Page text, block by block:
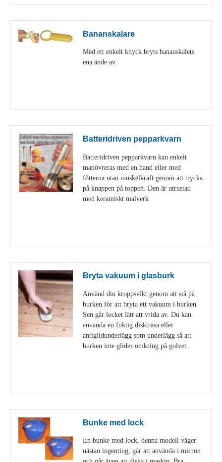
Bananskalare
Med ett enkelt knyck bryts bananskalets
ena ände av.
Batteridriven pepparkvarn
Batteridriven pepparkvarn kan enkelt
manövreras med en hand eller med
fötterna utan muskelkraft genom att trycka
på knappen på toppen. Den är utrustad
med keramiskt malverk
Bryta vakuum i glasburk
Använd din kroppsvikt genom att stå på
burken för att bryta ett vakuum i burken.
Sen går locket lätt att vrida av. Du kan
använda en fuktig disktrasa eller
antiglidunderlägg som underlägg så att
burken inte glider omkring på golvet.
Bunke med lock
En bunke med lock, denna modell väger
nästan ingenting, går att använda i micron